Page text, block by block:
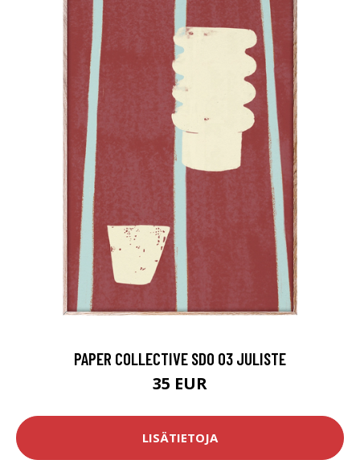
PAPER COLLECTIVE SDO 03 JULISTE
35 EUR
LISÄTIETOJA